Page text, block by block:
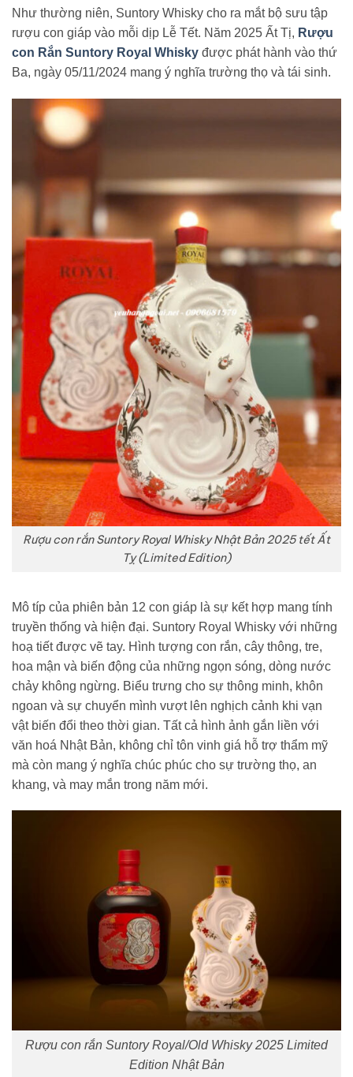
Như thường niên, Suntory Whisky cho ra mắt bộ sưu tập
rượu con giáp vào mỗi dịp Lễ Tết. Năm 2025 Ất Tị, Rượu
con Rắn Suntory Royal Whisky được phát hành vào thứ
Ba, ngày 05/11/2024 mang ý nghĩa trường thọ và tái sinh.
Rượu con rắn Suntory Royal Whisky Nhật Bản 2025 tết Ất
Tỵ (Limited Edition)
Mô típ của phiên bản 12 con giáp là sự kết hợp mang tính
truyền thống và hiện đại. Suntory Royal Whisky với những
hoạ tiết được vẽ tay. Hình tượng con rắn, cây thông, tre,
hoa mận và biến động của những ngọn sóng, dòng nước
chảy không ngừng. Biểu trưng cho sự thông minh, khôn
ngoan và sự chuyển mình vượt lên nghịch cảnh khi vạn
vật biến đổi theo thời gian. Tất cả hình ảnh gắn liền với
văn hoá Nhật Bản, không chỉ tôn vinh giá hỗ trợ thẩm mỹ
mà còn mang ý nghĩa chúc phúc cho sự trường thọ, an
khang, và may mắn trong năm mới.
Rượu con rắn Suntory Royal/Old Whisky 2025 Limited
Edition Nhật Bản